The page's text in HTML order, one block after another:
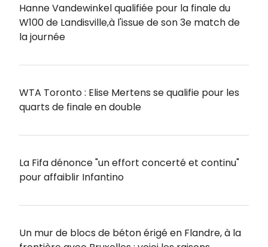
Hanne Vandewinkel qualifiée pour la finale du
W100 de Landisville,à l'issue de son 3e match de
la journée
WTA Toronto : Elise Mertens se qualifie pour les
quarts de finale en double
La Fifa dénonce "un effort concerté et continu"
pour affaiblir Infantino
Un mur de blocs de béton érigé en Flandre, à la